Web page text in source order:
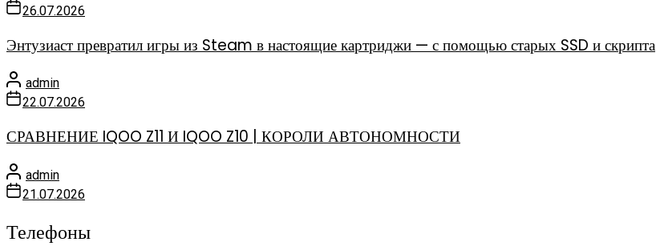
26.07.2026
Энтузиаст превратил игры из Steam в настоящие картриджи — с помощью старых SSD и скрипта
admin
22.07.2026
СРАВНЕНИЕ IQOO Z11 И IQOO Z10 | КОРОЛИ АВТОНОМНОСТИ
admin
21.07.2026
Телефоны